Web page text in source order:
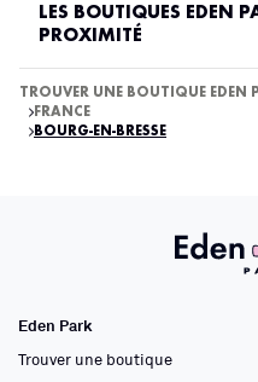
LES BOUTIQUES EDEN
PROXIMITÉ
TROUVER UNE BOUTIQUE EDEN
FRANCE
BOURG-EN-BRESSE
Eden Park
Trouver une boutique